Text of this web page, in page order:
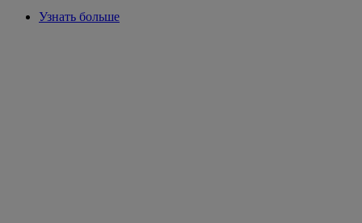
Узнать больше